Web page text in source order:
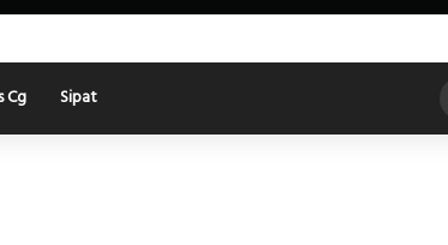
Cg Sipat